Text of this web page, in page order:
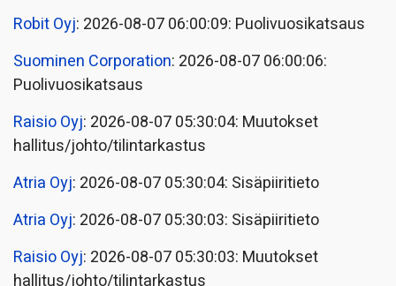
Robit Oyj: 2026-08-07 06:00:09: Puolivuosikatsaus
Suominen Corporation: 2026-08-07 06:00:06:
Puolivuosikatsaus
Raisio Oyj: 2026-08-07 05:30:04: Muutokset
hallitus/johto/tilintarkastus
Atria Oyj: 2026-08-07 05:30:04: Sisäpiiritieto
Atria Oyj: 2026-08-07 05:30:03: Sisäpiiritieto
Raisio Oyj: 2026-08-07 05:30:03: Muutokset
hallitus/johto/tilintarkastus